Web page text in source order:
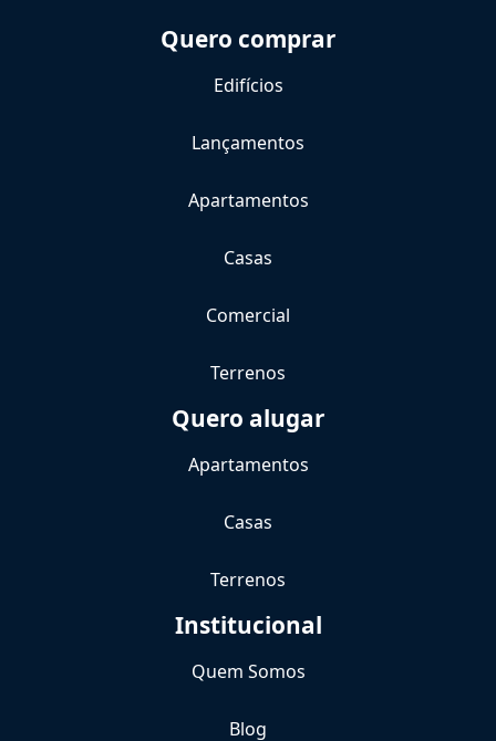
Quero comprar
Edifícios
Lançamentos
Apartamentos
Casas
Comercial
Terrenos
Quero alugar
Apartamentos
Casas
Terrenos
Institucional
Quem Somos
Blog